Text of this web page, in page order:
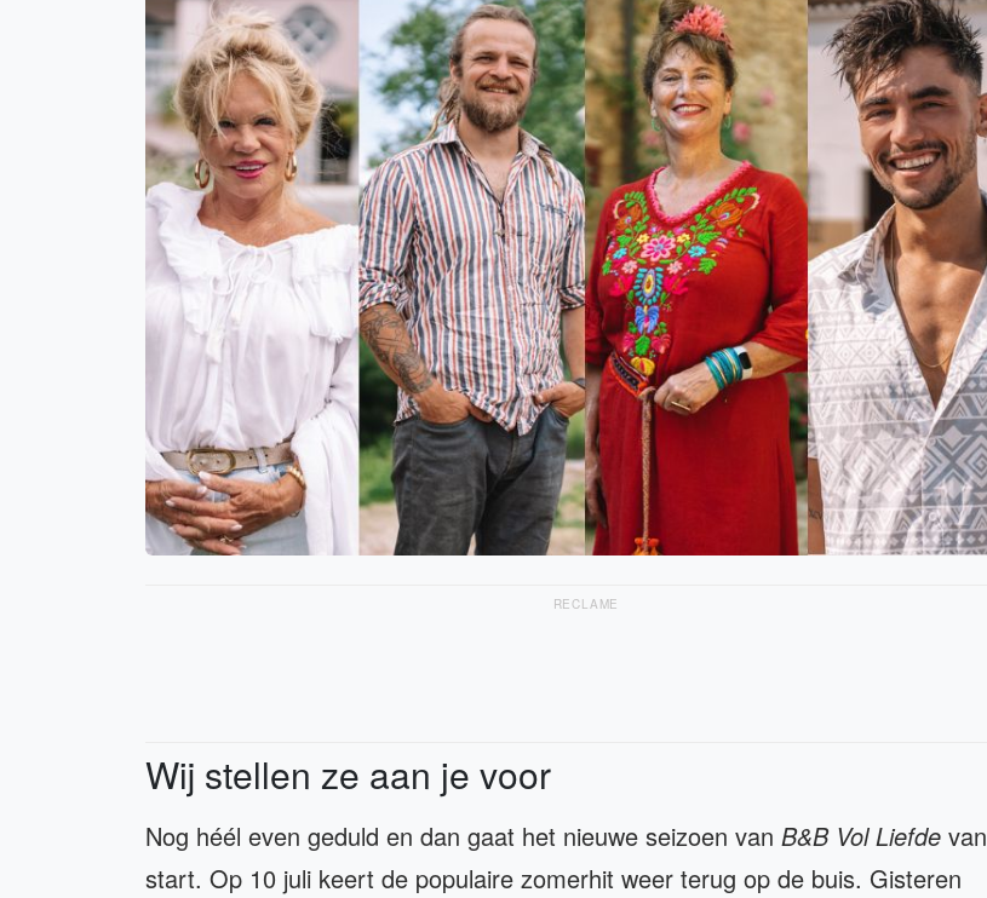
RECLAME
Wij stellen ze aan je voor
Nog héél even geduld en dan gaat het nieuwe seizoen van B&B Vol Liefde van
start. Op 10 juli keert de populaire zomerhit weer terug op de buis. Gisteren